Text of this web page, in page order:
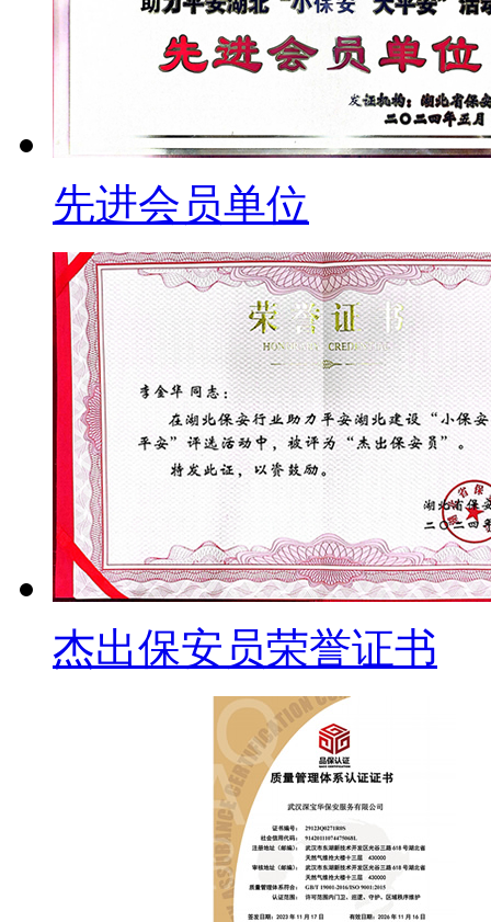
先进会员单位
杰出保安员荣誉证书